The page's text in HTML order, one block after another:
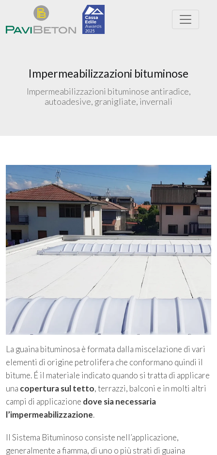
Impermeabilizzazioni bituminose
Impermeabilizzazioni bituminose antiradice,
autoadesive, granigliate, invernali
La guaina bituminosa è formata dalla miscelazione di vari
elementi di origine petrolifera che conformano quindi il
bitume. É il materiale indicato quando si tratta di applicare
una copertura sul tetto, terrazzi, balconi e in molti altri
campi di applicazione dove sia necessaria
l’impermeabilizzazione.
Il Sistema Bituminoso consiste nell’applicazione,
generalmente a fiamma, di uno o più strati di guaina